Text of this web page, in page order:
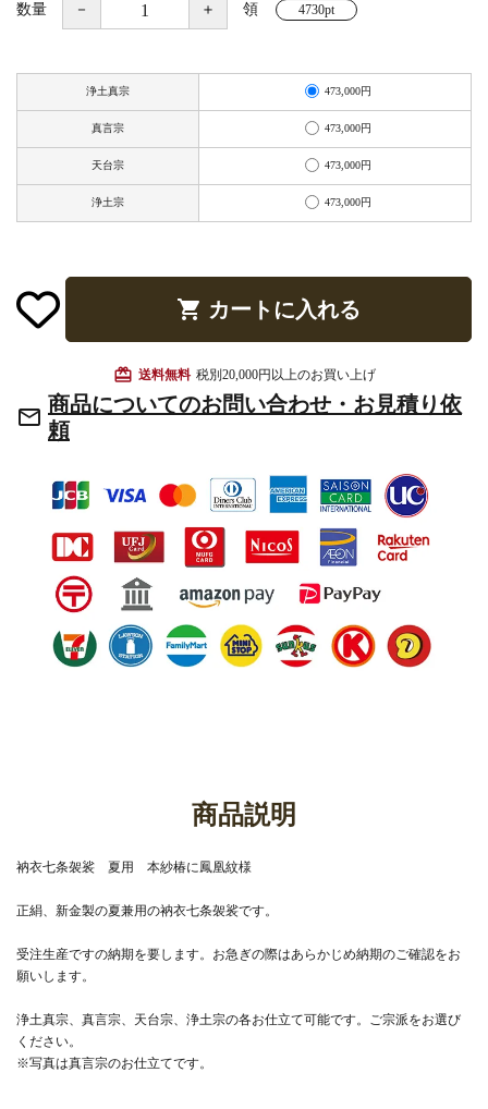
お手入れ用品
数量 － ＋ 領 4730pt
浄土真宗 473,000円
真言宗 473,000円
天台宗 473,000円
浄土宗 473,000円
shopping_cart カートに入れる
card_giftcard 送料無料 税別20,000円以上のお買い上げ
mail_outline 商品についてのお問い合わせ・お見積り依
頼
商品説明
衲衣七条袈裟 夏用 本紗椿に鳳凰紋様
正絹、新金製の夏兼用の衲衣七条袈裟です。
受注生産ですの納期を要します。お急ぎの際はあらかじめ納期のご確認をお
願いします。
浄土真宗、真言宗、天台宗、浄土宗の各お仕立て可能です。ご宗派をお選び
ください。
※写真は真言宗のお仕立てです。